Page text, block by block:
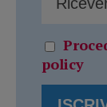
policy